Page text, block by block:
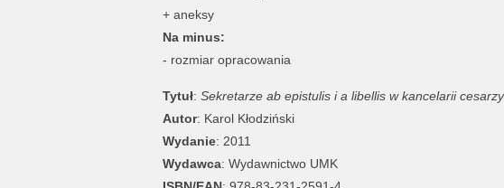
+ aneksy
Na minus:
- rozmiar opracowania
Tytuł: Sekretarze ab epistulis i a libellis w kancelarii
Autor: Karol Kłodziński
Wydanie: 2011
Wydawca: Wydawnictwo UMK